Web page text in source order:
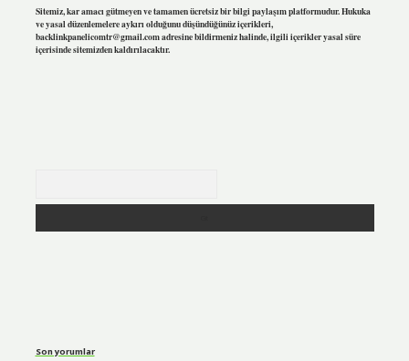
Sitemiz, kar amacı gütmeyen ve tamamen ücretsiz bir bilgi paylaşım platformudur. Hukuka
ve yasal düzenlemelere aykırı olduğunu düşündüğünüz içerikleri,
backlinkpanelicomtr@gmail.comadresine bildirmeniz halinde, ilgili içerikler yasal süre
içerisinde sitemizden kaldırılacaktır.
Son yorumlar